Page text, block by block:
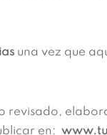
una vez que
revisado,
en: